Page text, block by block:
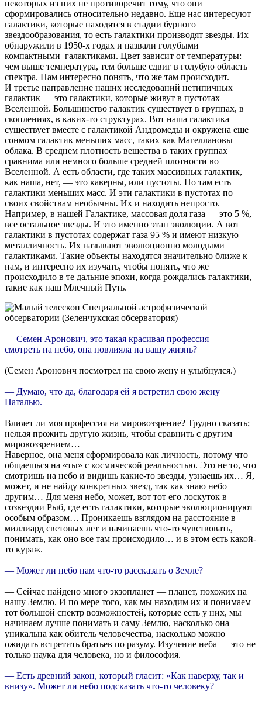
некоторых из них не противоречит тому, что они
сформировались относительно недавно. Еще нас интересуют
галактики, которые находятся в стадии бурного
звездообразования, то есть галактики производят звезды. Их
обнаружили в 1950-х годах и назвали голубыми
компактными галактиками. Цвет зависит от температуры:
чем выше температура, тем больше сдвиг в голубую область
спектра. Нам интересно понять, что же там происходит.
И третье направление наших исследований нетипичных
галактик — это галактики, которые живут в пустотах
Вселенной. Большинство галактик существует в группах, в
скоплениях, в каких-то структурах. Вот наша галактика
существует вместе с галактикой Андромеды и окружена еще
сонмом галактик меньших масс, таких как Магеллановы
облака. В среднем плотность вещества в таких группах
сравнима или немного больше средней плотности во
Вселенной. А есть области, где таких массивных галактик,
как наша, нет, — это каверны, или пустоты. Но там есть
галактики меньших масс. И эти галактики в пустотах по
своих свойствам необычны. Их и находить непросто.
Например, в нашей Галактике, массовая доля газа — это 5 %,
все остальное звезды. И это именно этап эволюции. А вот
галактики в пустотах содержат газа 95 % и имеют низкую
металличность. Их называют эволюционно молодыми
галактиками. Такие объекты находятся значительно ближе к
нам, и интересно их изучать, чтобы понять, что же
происходило в те дальние эпохи, когда рождались галактики,
такие как наш Млечный Путь.
— Семен Аронович, это такая красивая профессия —
смотреть на небо, она повлияла на вашу жизнь?
(Семен Аронович посмотрел на свою жену и улыбнулся.)
— Думаю, что да, благодаря ей я встретил свою жену
Наталью.
Влияет ли моя профессия на мировоззрение? Трудно сказать;
нельзя прожить другую жизнь, чтобы сравнить с другим
мировоззрением…
Наверное, она меня сформировала как личность, потому что
общаешься на «ты» с космической реальностью. Это не то, что
смотришь на небо и видишь какие-то звезды, узнаешь их… Я,
может, и не найду конкретных звезд, так как знаю небо
другим… Для меня небо, может, вот тот его лоскуток в
созвездии Рыб, где есть галактики, которые эволюционируют
особым образом… Проникаешь взглядом на расстояние в
миллиард световых лет и начинаешь что-то чувствовать,
понимать, как оно все там происходило… и в этом есть какой-
то кураж.
— Может ли небо нам что-то рассказать о Земле?
— Сейчас найдено много экзопланет — планет, похожих на
нашу Землю. И по мере того, как мы находим их и понимаем
тот большой спектр возможностей, которые есть у них, мы
начинаем лучше понимать и саму Землю, насколько она
уникальна как обитель человечества, насколько можно
ожидать встретить братьев по разуму. Изучение неба — это не
только наука для человека, но и философия.
— Есть древний закон, который гласит: «Как наверху, так и
внизу». Может ли небо подсказать что-то человеку?